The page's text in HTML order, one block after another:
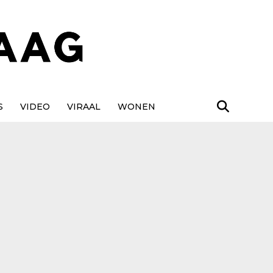
VIDEO VIRAAL WONEN